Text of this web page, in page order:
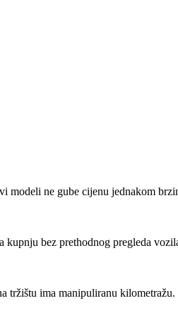
modeli ne gube cijenu jednakom
kupnju bez prethodnog pregleda
tržištu ima manipuliranu